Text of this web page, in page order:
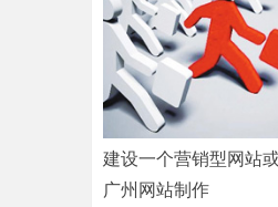
建设一个营销型网站
广州网站制作